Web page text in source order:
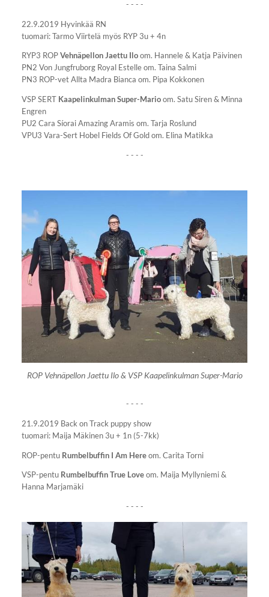
- - - -
22.9.2019 Hyvinkää RN
tuomari: Tarmo Viirtelä myös RYP 3u + 4n
RYP3 ROPVehnäpellon Jaettu Iloom. Hannele & Katja Päivinen
PN2 Von Jungfruborg Royal Estelle om. Taina Salmi
PN3 ROP-vet Allta Madra Bianca om. Pipa Kokkonen
VSP SERT Kaapelinkulman Super-Marioom. Satu Siren & Minna
Engren
PU2 Cara Síorai Amazing Aramis om. Tarja Roslund
VPU3 Vara-Sert Hobel Fields Of Gold om. Elina Matikka
- - - -
ROP Vehnäpellon Jaettu Ilo & VSP Kaapelinkulman Super-Mario
- - - -
21.9.2019 Back on Track puppy show
tuomari: Maija Mäkinen 3u + 1n (5-7kk)
ROP-pentu Rumbelbuffin I Am Hereom. Carita Torni
VSP-pentu Rumbelbuffin True Loveom. Maija Myllyniemi &
Hanna Marjamäki
- - - -